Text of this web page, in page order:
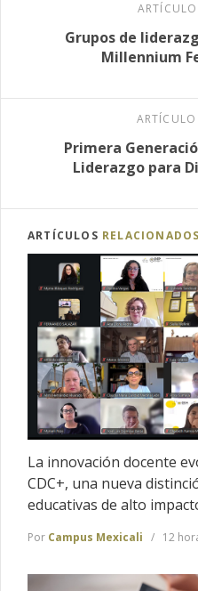
Grupos de
Millennium
Primera
Liderazgo para
ARTÍCULOS RELACIONADOS
La innovación docente
CDC+, una nueva
educativas de alto
Por Campus Mexicali 12